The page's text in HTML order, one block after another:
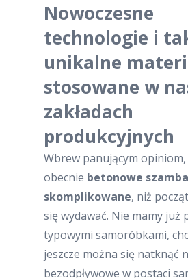
Nowoczesne
technologie i
unikalne
stosowane w
zakładach
produkcyjnych
Wbrew panującym
obecnie betonowe szamba
skomplikowane, niż
się wydawać. Nie mamy już
typowymi samoróbkami,
jeszcze można się natknąć
bezodpływowe w postaci